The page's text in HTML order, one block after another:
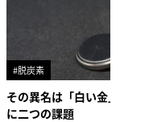
#脱炭素
その異名は「白い金」、リ
に二つの課題